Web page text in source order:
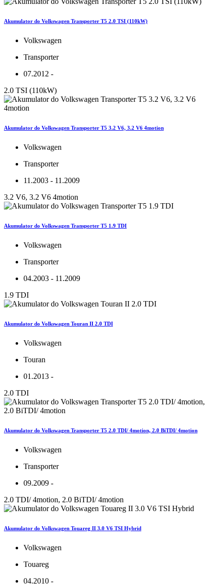
Akumulator do Volkswagen Transporter T5 2.0 TSI (110kW)
Volkswagen
Transporter
07.2012 -
2.0 TSI (110kW)
Akumulator do Volkswagen Transporter T5 3.2 V6, 3.2 V6 4motion
Volkswagen
Transporter
11.2003 - 11.2009
3.2 V6, 3.2 V6 4motion
Akumulator do Volkswagen Transporter T5 1.9 TDI
Volkswagen
Transporter
04.2003 - 11.2009
1.9 TDI
Akumulator do Volkswagen Touran II 2.0 TDI
Volkswagen
Touran
01.2013 -
2.0 TDI
Akumulator do Volkswagen Transporter T5 2.0 TDI/ 4motion, 2.0 BiTDI/ 4motion
Volkswagen
Transporter
09.2009 -
2.0 TDI/ 4motion, 2.0 BiTDI/ 4motion
Akumulator do Volkswagen Touareg II 3.0 V6 TSI Hybrid
Volkswagen
Touareg
04.2010 -